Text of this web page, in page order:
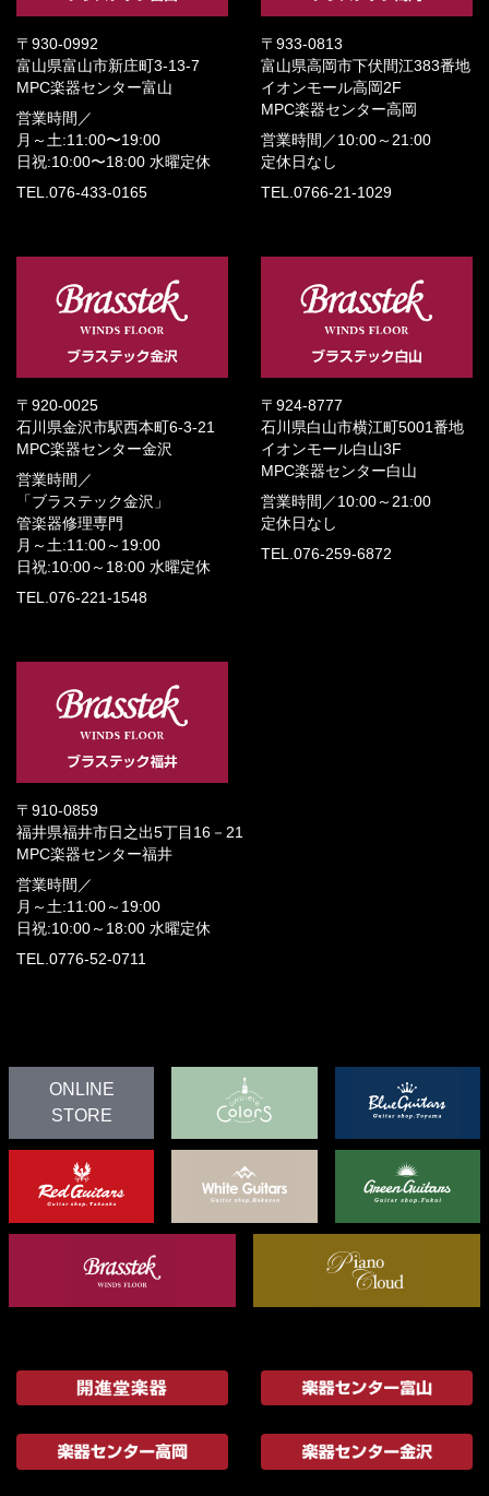
〒930-0992
富山県富山市新庄町3-13-7
MPC楽器センター富山
営業時間／
月～土:11:00〜19:00
日祝:10:00〜18:00 水曜定休
TEL.076-433-0165
〒933-0813
富山県高岡市下伏間江383番地
イオンモール高岡2F
MPC楽器センター高岡
営業時間／ 10:00～21:00
定休日なし
TEL.0766-21-1029
〒920-0025
石川県金沢市駅西本町6-3-21
MPC楽器センター金沢
営業時間／
「ブラステック金沢」
管楽器修理専門
月～土:11:00～19:00
日祝:10:00～18:00 水曜定休
TEL.076-221-1548
〒924-8777
石川県白山市横江町5001番地
イオンモール白山3F
MPC楽器センター白山
営業時間／ 10:00～21:00
定休日なし
TEL.076-259-6872
〒910-0859
福井県福井市日之出5丁目16－21
MPC楽器センター福井
営業時間／
月～土:11:00～19:00
日祝:10:00～18:00 水曜定休
TEL.0776-52-0711
ONLINE
STORE